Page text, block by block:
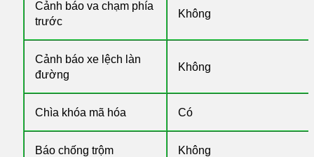
Cảnh báo va chạm phía
trước
Không
Cảnh báo xe lệch làn
đường
Không
Chìa khóa mã hóa Có
Báo chống trộm Không